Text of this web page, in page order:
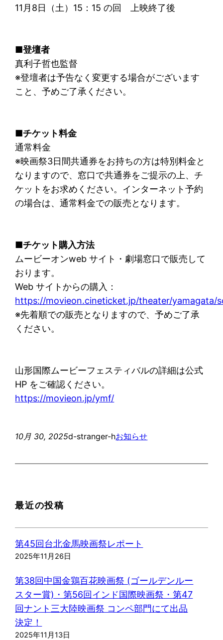
11月8日（土）15：15 の回 上映終了後
■登壇者
真利子哲也監督
※登壇者は予告なく変更する場合がございます
こと、予めご了承ください。
■チケット料金
通常料金
※映画祭3日間共通券をお持ちの方は特別料金と
なりますので、窓口で共通券をご提示の上、チ
ケットをお求めください。インターネット予約
の場合は、通常料金での販売となります。
■チケット購入方法
ムービーオンweb サイト・劇場窓口で販売して
おります。
Web サイトからの購入：
https://movieon.cineticket.jp/theater/yamagata/
※先着順での販売となりますので、予めご了承
ください。
山形国際ムービーフェスティバルの詳細は公式
HP をご確認ください。
https://movieon.jp/ymf/
10月 30, 2025d-stranger-hお知らせ
最近の投稿
第45回台北金馬映画祭レポート
2025年11月26日
第38回中国金鶏百花映画祭 (ゴールデンルー
スター賞)・第56回インド国際映画祭・第47
回ナント三大陸映画祭 コンペ部門にて出品
決定！
2025年11月13日